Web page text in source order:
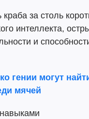
за столь
интеллекта,
и
гении могут
мячей